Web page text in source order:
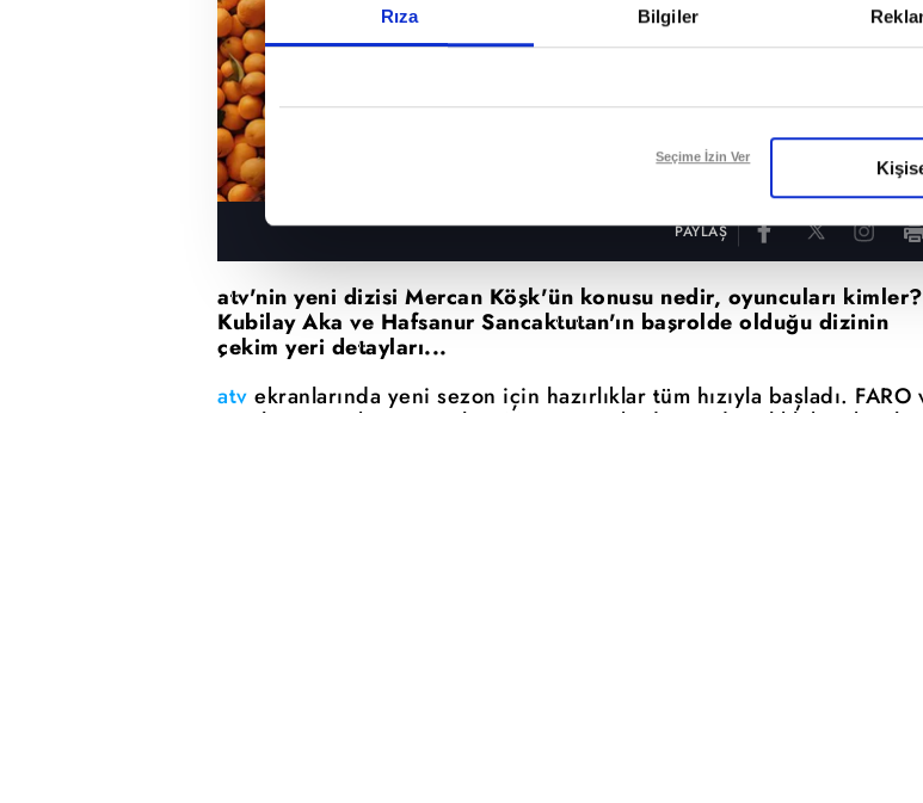
Rıza Bilgiler
Seçime İzin Ver
PAYLAŞ
atv'nin yeni dizisi Mercan Köşk'ün konusu nedir, oyuncuları kimler?
Kubilay Aka ve Hafsanur Sancaktutan'ın başrolde olduğu dizinin
çekim yeri detayları...
atv ekranlarında yeni sezon için hazırlıklar tüm hızıyla başladı. FARO
Sinehane ortak yapımı olan 'Mercan Köşk' dizisi, derinlikli karakterleri